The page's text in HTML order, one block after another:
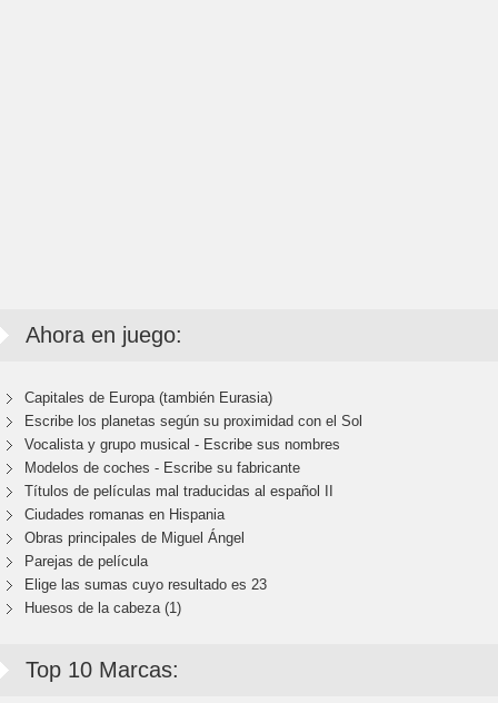
Ahora en juego:
Capitales de Europa (también Eurasia)
Escribe los planetas según su proximidad con el Sol
Vocalista y grupo musical - Escribe sus nombres
Modelos de coches - Escribe su fabricante
Títulos de películas mal traducidas al español II
Ciudades romanas en Hispania
Obras principales de Miguel Ángel
Parejas de película
Elige las sumas cuyo resultado es 23
Huesos de la cabeza (1)
Top 10 Marcas: